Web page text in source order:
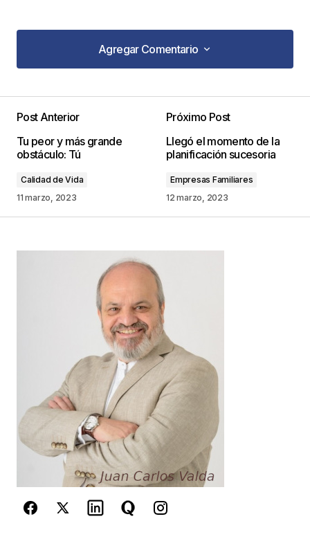
Agregar Comentario
Agregar Comentario
publicada. Los campos obligatorios están
marcados con
Comentario
*
Guarda mi nombre, correo electrónico y web en
este navegador para la próxima vez que
comente.
Este sitio esta protegido por
reCAPTCHA y la Política de
privacidad y los Términos del servicio
de Googlese aplican.
Post Anterior
Tu peor y más grande
obstáculo: Tú
Calidad de Vida
11 marzo, 2023
Próximo Post
Llegó el momento de la
planificación sucesoria
Empresas Familiares
12 marzo, 2023